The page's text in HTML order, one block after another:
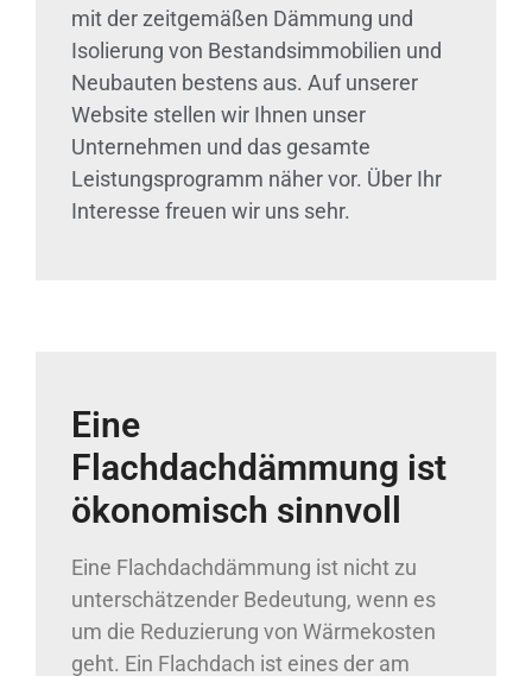
mit der zeitgemäßen Dämmung und
Isolierung von Bestandsimmobilien und
Neubauten bestens aus. Auf unserer
Website stellen wir Ihnen unser
Unternehmen und das gesamte
Leistungsprogramm näher vor. Über Ihr
Interesse freuen wir uns sehr.
Eine
Flachdachdämmung ist
ökonomisch sinnvoll
Eine Flachdachdämmung ist nicht zu
unterschätzender Bedeutung, wenn es
um die Reduzierung von Wärmekosten
geht. Ein Flachdach ist eines der am